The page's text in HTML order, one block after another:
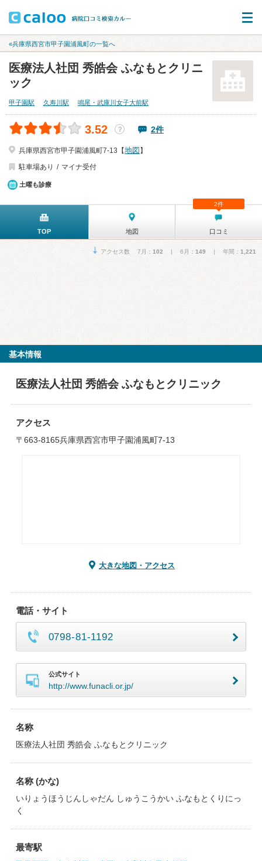
«兵庫県西宮市甲子園浦風町の一覧へ
医療法人社団 秀皓会 ふなもとクリニ
ック
甲子園駅 久寿川駅 鳴尾・武庫川女子大前駅
3.52 ？ 2件
兵庫県西宮市甲子園浦風町7-13【地図 】
駐車場あり
マイナ受付
土曜も診療
TOP 地図 口コミ
2件
アクセス数 7月： 102 | 6月： 149 | 年間： 1,221
基本情報
医療法人社団 秀皓会 ふなもとクリニック
アクセス
〒663-8165兵庫県西宮市甲子園浦風町7-13
大きな地図・アクセス
電話・サイト
0798-81-1192
公式サイト
http://www.funacli.or.jp/
名称
医療法人社団 秀皓会 ふなもとクリニック
名称 (かな)
いりょうほうじんしゃだん しゅうこうかい ふなもとくりにっ
く
最寄駅